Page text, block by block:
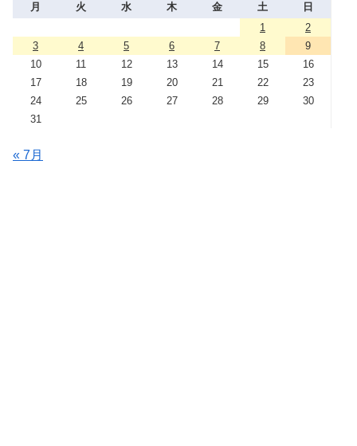
月 火 水 木 金 土
日
1
2
3
4 5 6 7 8
9
10
11 12 13 14 15
16
17
18 19 20 21 22
23
24
25 26 27 28 29
30
31
« 7月